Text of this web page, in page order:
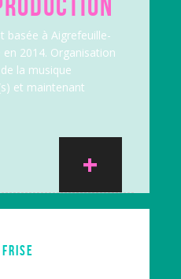
basée à Aigrefeuille-
2014. Organisation
la musique
et maintenant
+